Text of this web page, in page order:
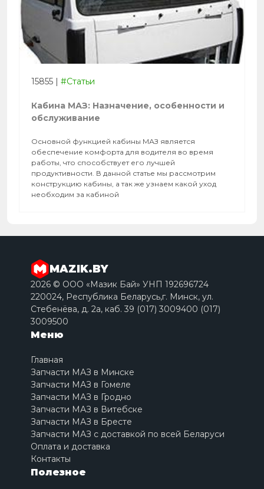
15855 | #Статьи
Кабина МАЗ: Назначение, особенности и
обслуживание
Основной функцией кабины МАЗ является
обеспечение комфорта для водителя во время
работы, что способствует его лучшей
продуктивности. В данной статье мы рассмотрим
конструкцию кабины, а так же узнаем какой уход
необходим за кабиной
MAZIK.BY
2026 © ООО «Мазик Бай» УНП 192696724
220024, Республика Беларусь,г. Минск, ул.
Стебенёва, д. 2a, каб. 39 (017) 3009400 (017)
3009500
Меню
Главная
Запчасти МАЗ в Минске
Запчасти МАЗ в Гомеле
Запчасти МАЗ в Гродно
Запчасти МАЗ в Витебске
Запчасти МАЗ в Бресте
Запчасти МАЗ с доставкой по всей Беларуси
Оплата и доставка
Контакты
Полезное